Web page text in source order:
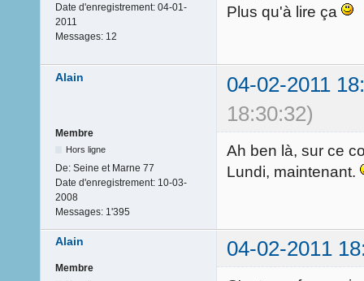
Date d'enregistrement: 04-01-
2011
Messages: 12
Plus qu'à lire ça
Alain
04-02-2011
18:30:32)
Membre
Hors ligne
De: Seine et Marne 77
Date d'enregistrement: 10-03-
2008
Messages: 1'395
Ah ben là, sur ce
Lundi, maintenant.
Alain 04-02-2011
Membre